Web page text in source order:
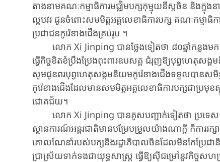
តាង​នាម​គណៈកម្មាធិការមជ្ឈិមបក្សកុម្មុយនីស្តចិន ​និងក្នុង​
ល្អ​បវរ ជូនចំពោះ​សមមិត្ត​អគ្គលេខាធិការបក្ស​ ​គណៈកម្មា
ប្រជាជន​កូរ៉េខាង​ជើងគ្រប់រូប​ ។
លោក Xi Jinping បានថ្លែង​ទៀតថា ៨០ឆ្នាំកន្លងមក​
ធ្វើកិច្ចខិតខំប្រឹងប្រែងពុះពារឧបសគ្គ ជំរុញ​ឱ្យ​បុព្វហេតុ​
សូម​ជូន​ពរ​បុព្វហេតុ​សង្គមនិយម​កូរ៉េខាង​ជើង​ទទួល​បាន​ស
កូរ៉េខាង​ជើង​ដែ​ល​មាន​សមមិត្ត​អគ្គលេខាធិការបក្ស​ជា​ប្
ជោគជ័យ​។
លោក Xi Jinping បានគូសបញ្ជាក់ទៀត​ថា ប្រទេស​ទ
ស្ថានការណ៍​អន្តរជាតិ​មាន​បម្រែបម្រួល​យ៉ាង​ណាក្តី​ ក៏​ការ​រក្
គោលណែនាំ​របស់​បក្ស​និង​រដ្ឋាភិបាល​ចិន​ដែល​មិន​កែប្រែជា​និ
ប្រាស្រ័យទាក់ទង​ជាយុទ្ធសាស្ត្រ ធ្វើ​ឱ្យ​ស៊ីជម្រៅ​នូវ​កិច្ច​សហ